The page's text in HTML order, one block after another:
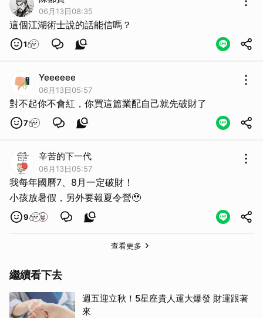
06月13日08:35
這個江湖術士說的話能信嗎？
1
Yeeeeee
06月13日05:57
對不起你不會紅，你買這篇業配自己就先破財了
7
辛苦的下一代
06月13日05:57
我每年國曆7、8月一定破財！
小孩放暑假，另外要報夏令營🥹
9
查看更多
繼續看下去
週五迎立秋！5星座貴人運大爆發 財運跟著
來
取消